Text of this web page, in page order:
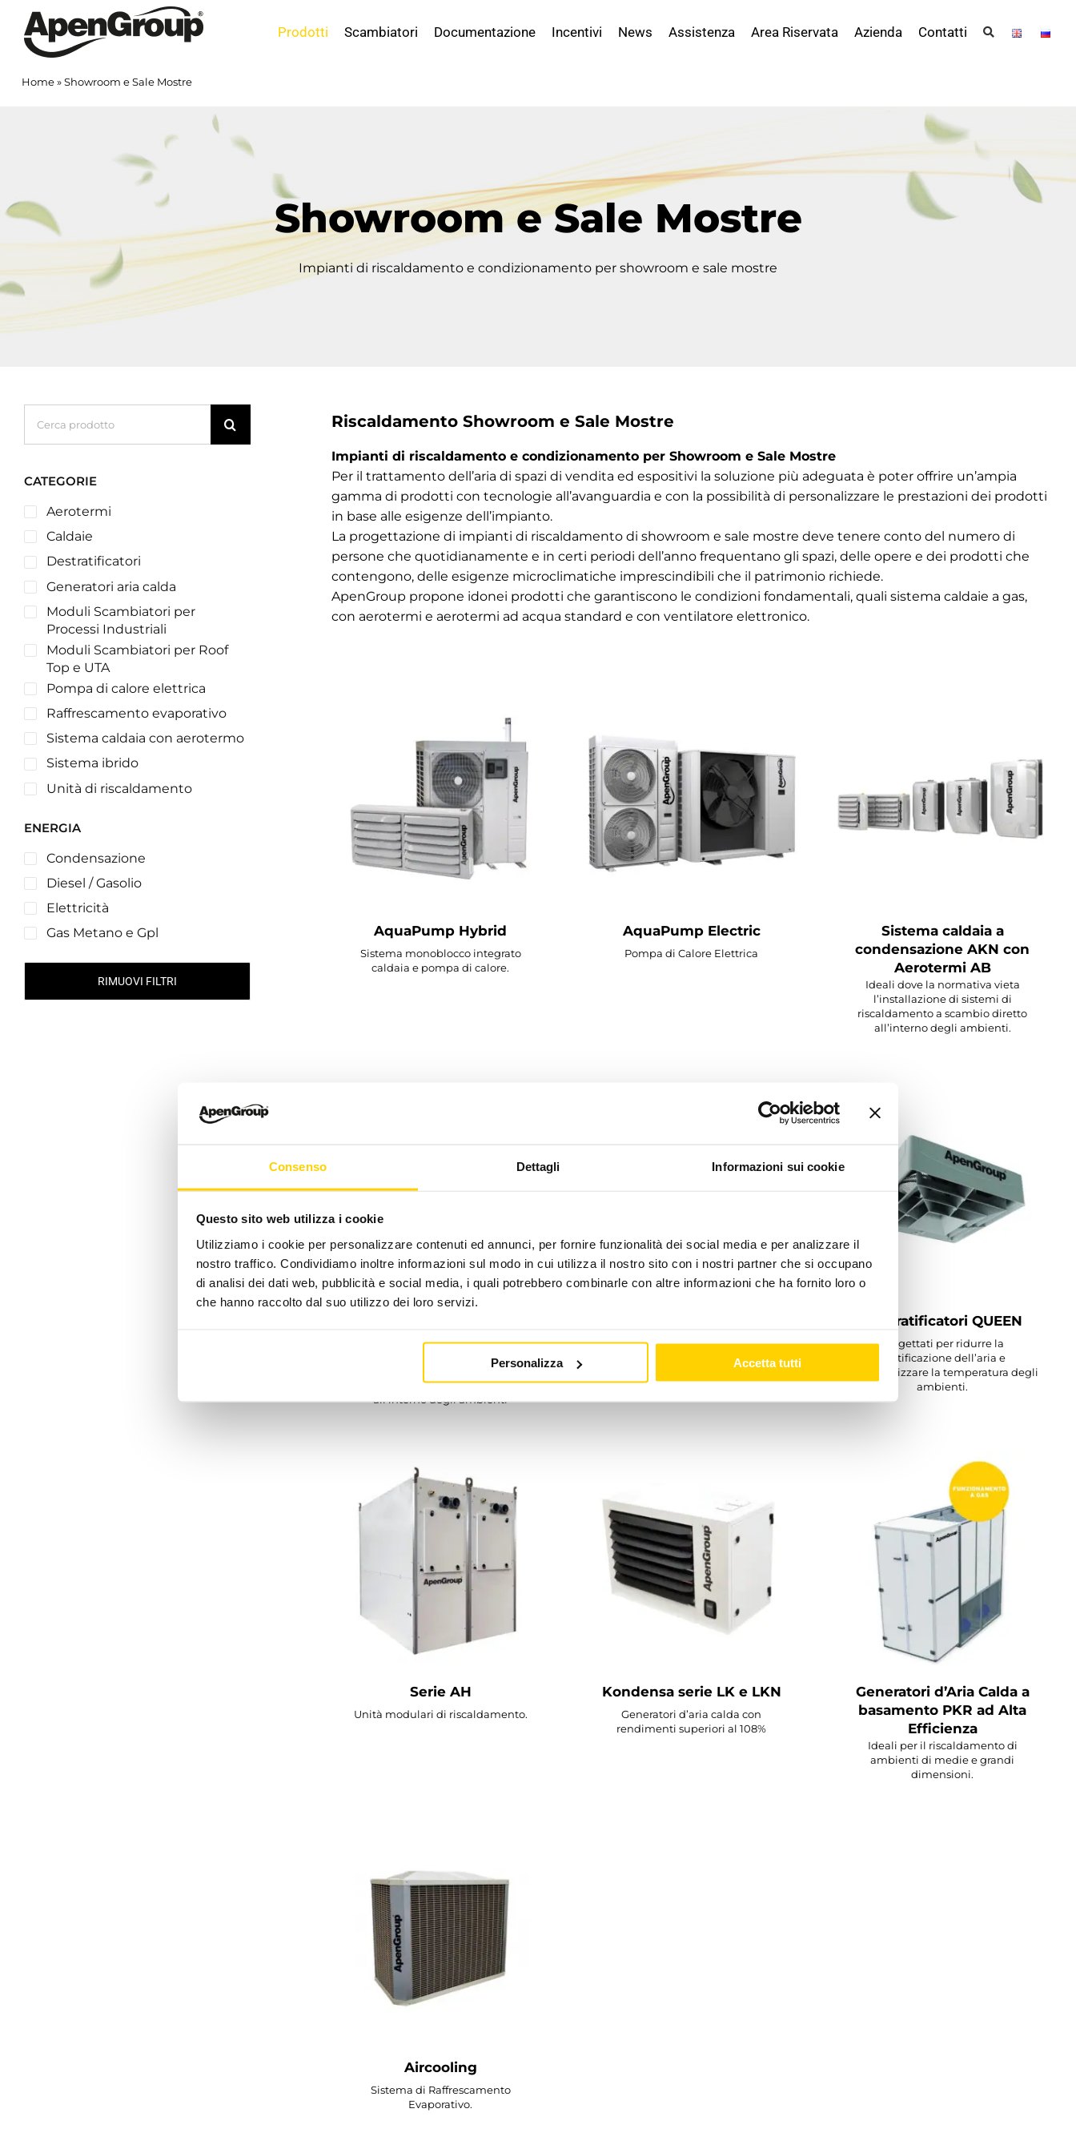
Consenso Dettagli Informazioni sui cookie
Questo sito web utilizza i cookie
Utilizziamo i cookie per personalizzare contenuti ed annunci, per fornire funzionalità dei social media e per analizzare il
nostro traffico. Condividiamo inoltre informazioni sul modo in cui utilizza il nostro sito con i nostri partner che si occupano
di analisi dei dati web, pubblicità e social media, i quali potrebbero combinarle con altre informazioni che ha fornito loro o
che hanno raccolto dal suo utilizzo dei loro servizi.
Personalizza Accetta tutti
contenuto
Prodotti Scambiatori Documentazione Incentivi News Assistenza Area Riservata Azienda Contatti
Home»Showroom e Sale Mostre
Showroom e Sale Mostre
Impianti di riscaldamento e condizionamento per showroom e sale mostre
per:
CATEGORIE
Aerotermi
Caldaie
Destratificatori
Generatori aria calda
Moduli Scambiatori per
Processi Industriali
Moduli Scambiatori per Roof
Top e UTA
Pompa di calore elettrica
Raffrescamento evaporativo
Sistema caldaia con aerotermo
Sistema ibrido
Unità di riscaldamento
ENERGIA
Condensazione
Diesel / Gasolio
Elettricità
Gas Metano e Gpl
RIMUOVI FILTRI
Riscaldamento Showroom e Sale Mostre
Impianti di riscaldamento e condizionamento per Showroom e Sale Mostre
Per il trattamento dell’aria di spazi di vendita ed espositivi la soluzione più adeguata è poter offrire un’ampia
gamma di prodotti con tecnologie all’avanguardia e con la possibilità di personalizzare le prestazioni dei prodotti
in base alle esigenze dell’impianto.
La progettazione di impianti di riscaldamento di showroom e sale mostre deve tenere conto del numero di
persone che quotidianamente e in certi periodi dell’anno frequentano gli spazi, delle opere e dei prodotti che
contengono, delle esigenze microclimatiche imprescindibili che il patrimonio richiede.
ApenGroup propone idonei prodotti che garantiscono le condizioni fondamentali, quali sistema caldaie a gas,
con aerotermi e aerotermi ad acqua standard e con ventilatore elettronico.
AquaPump Hybrid
Sistema monoblocco integrato
caldaia e pompa di calore.
AquaPump Electric
Pompa di Calore Elettrica
Sistema caldaia a
condensazione AKN con
Aerotermi AB
Ideali dove la normativa vieta
l’installazione di sistemi di
riscaldamento a scambio diretto
all’interno degli ambienti.
AKN
Ideali dove la normativa vieta
l’installazione di sistemi di
riscaldamento a scambio diretto
all'interno degli ambienti
Gli aerotermi ad acqua da interno
sono una linea di prodotti destinati
Destratificatori QUEEN
Progettati per ridurre la
stratificazione dell’aria e
omogeneizzare la temperatura degli
ambienti.
Serie AH
Unità modulari di riscaldamento.
Kondensa serie LK e LKN
Generatori d’aria calda con
rendimenti superiori al 108%
Generatori d’Aria Calda a
basamento PKR ad Alta
Efficienza
Ideali per il riscaldamento di
ambienti di medie e grandi
dimensioni.
Aircooling
Sistema di Raffrescamento
Evaporativo.